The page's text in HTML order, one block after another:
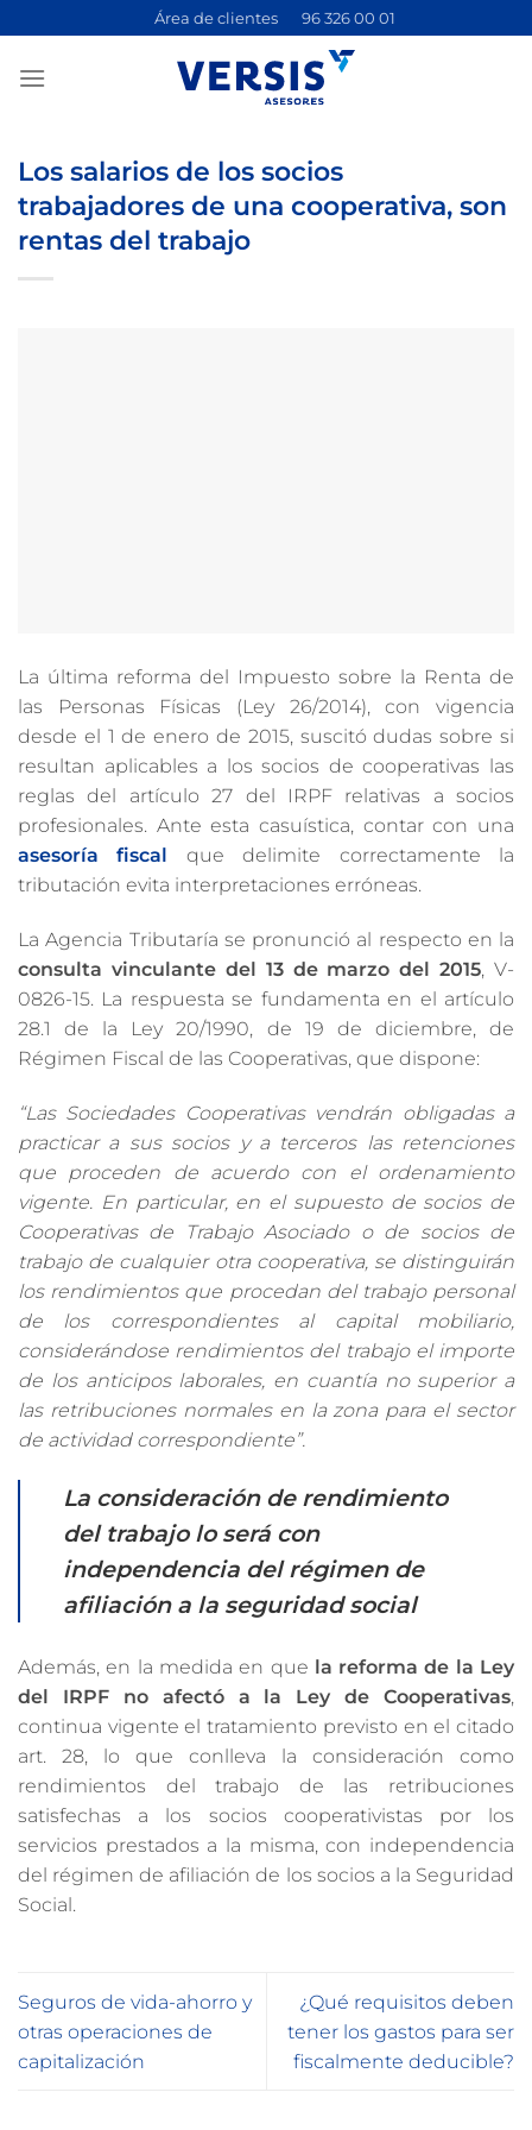
contenido
Área de clientes 96 326 00 01
Los salarios de los socios
trabajadores de una cooperativa, son
rentas del trabajo
La última reforma del Impuesto sobre la Renta de
las Personas Físicas (Ley 26/2014), con vigencia
desde el 1 de enero de 2015, suscitó dudas sobre si
resultan aplicables a los socios de cooperativas las
reglas del artículo 27 del IRPF relativas a socios
profesionales. Ante esta casuística, contar con una
asesoría fiscal
que delimite correctamente la
tributación evita interpretaciones erróneas.
La Agencia Tributaría se pronunció al respecto en la
consulta vinculante del 13 de marzo del 2015, V-
0826-15. La respuesta se fundamenta en el artículo
28.1 de la Ley 20/1990, de 19 de diciembre, de
Régimen Fiscal de las Cooperativas, que dispone:
“Las Sociedades Cooperativas vendrán obligadas a
practicar a sus socios y a terceros las retenciones
que proceden de acuerdo con el ordenamiento
vigente. En particular, en el supuesto de socios de
Cooperativas de Trabajo Asociado o de socios de
trabajo de cualquier otra cooperativa, se distinguirán
los rendimientos que procedan del trabajo personal
de los correspondientes al capital mobiliario,
considerándose rendimientos del trabajo el importe
de los anticipos laborales, en cuantía no superior a
las retribuciones normales en la zona para el sector
de actividad correspondiente”.
La consideración de rendimiento
del trabajo lo será con
independencia del régimen de
afiliación a la seguridad social
Además, en la medida en que la reforma de la Ley
del IRPF no afectó a la Ley de Cooperativas,
continua vigente el tratamiento previsto en el citado
art. 28, lo que conlleva la consideración como
rendimientos del trabajo de las retribuciones
satisfechas a los socios cooperativistas por los
servicios prestados a la misma, con independencia
del régimen de afiliación de los socios a la Seguridad
Social.
Seguros de vida-ahorro y
otras operaciones de
capitalización
¿Qué requisitos deben
tener los gastos para ser
fiscalmente deducible?